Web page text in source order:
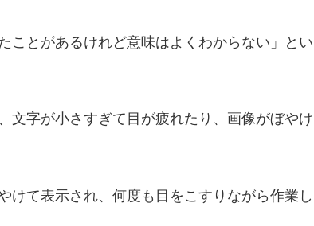
ことがあるけれど意味はよくわからない」とい
文字が小さすぎて目が疲れたり、画像がぼやけ
けて表示され、何度も目をこすりながら作業し